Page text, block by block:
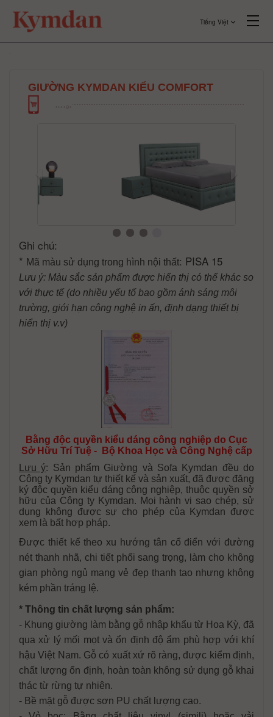
Tiếng Việt
GIƯỜNG KYMDAN KIỂU COMFORT
Ghi chú:
* Mã màu sử dụng trong hình nội thất: PISA 15
Lưu ý: Màu sắc sản phẩm được hiển thị có thể khác so
với thực tế (do nhiều yếu tố bao gồm ánh sáng môi
trường, giới hạn công nghệ in ấn, định dạng thiết bị
hiển thị v.v)
Bằng độc quyền kiểu dáng công nghiệp do Cục
Sở Hữu Trí Tuệ - Bộ Khoa Học và Công Nghệ cấp
Lưu ý: Sản phẩm Giường và Sofa Kymdan đều do
Công ty Kymdan tự thiết kế và sản xuất, đã được đăng
ký độc quyền kiểu dáng công nghiệp, thuộc quyền sở
hữu của Công ty Kymdan. Mọi hành vi sao chép, sử
dụng không được sự cho phép của Kymdan được
xem là bất hợp pháp.
Được thiết kế theo xu hướng tân cổ điển với đường
nét thanh nhã, chi tiết phối sang trọng, làm cho không
gian phòng ngủ mang vẻ đẹp thanh tao nhưng không
kém phần tráng lệ.
* Thông tin chất lượng sản phẩm:
- Khung giường làm bằng gỗ nhập khẩu từ Hoa Kỳ, đã
qua xử lý mối mọt và ổn định độ ẩm phù hợp với khí
hậu Việt Nam. Gỗ có xuất xứ rõ ràng, được kiểm định,
chất lượng ổn định, hoàn toàn không sử dụng gỗ khai
thác từ rừng tự nhiên.
- Bề mặt gỗ được sơn PU chất lượng cao.